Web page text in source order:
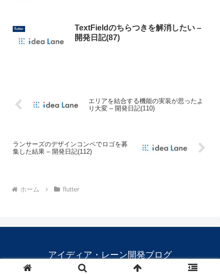
flutter
TextFieldのちらつきを解消したい –
開発日記(87)
エリアを結合する機能の実装が思ったよ
り大変 – 開発日記(110)
ランサーズのデザインコンペでロゴを募
集した結果 – 開発日記(112)
ホーム flutter
アイディア・レーン開発ブログ
© 2024 アイディア・レーン開発ブログ.